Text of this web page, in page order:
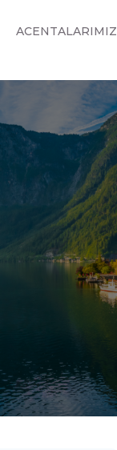
ACENTALARIMIZ